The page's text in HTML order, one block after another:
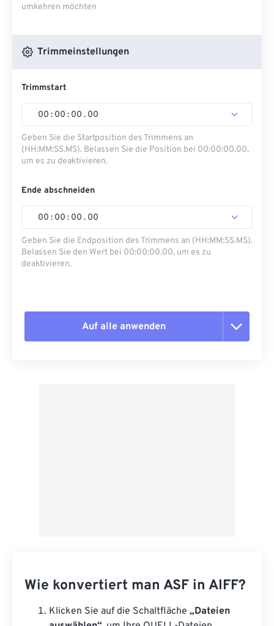
umkehren möchten
Trimmeinstellungen
Trimmstart
00 : 00 : 00 . 00
Geben Sie die Startposition des Trimmens an
(HH:MM:SS.MS). Belassen Sie die Position bei 00:00:00.00,
um es zu deaktivieren.
Ende abschneiden
00 : 00 : 00 . 00
Geben Sie die Endposition des Trimmens an (HH:MM:SS.MS).
Belassen Sie den Wert bei 00:00:00.00, um es zu
deaktivieren.
Auf alle anwenden
Wie konvertiert man ASF in AIFF?
Klicken Sie auf die Schaltfläche „Dateien